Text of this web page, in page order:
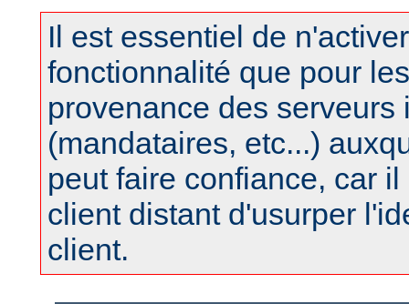
Il est essentiel de
fonctionnalité que pour
provenance des serveurs
(mandataires, etc...)
peut faire confiance, car
client distant d'usurper
client.